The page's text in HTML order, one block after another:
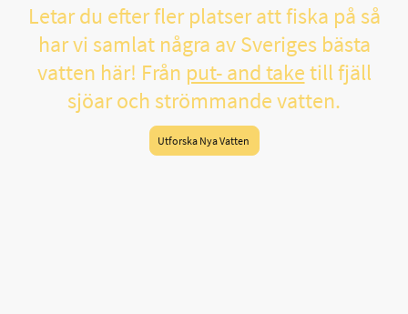
Utforska Nya Vatten
Letar du efter fler platser att fiska på så
har vi samlat några av Sveriges bästa
vatten här! Från put- and taketill fjäll
sjöar och strömmande vatten.